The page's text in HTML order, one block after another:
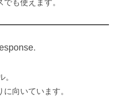
も使えます。
。
向いています。